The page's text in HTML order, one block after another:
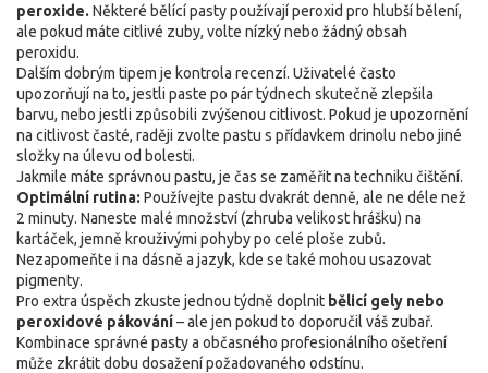
peroxide. Některé bělící pasty používají peroxid pro hlubší bělení,
ale pokud máte citlivé zuby, volte nízký nebo žádný obsah
peroxidu.
Dalším dobrým tipem je kontrola recenzí. Uživatelé často
upozorňují na to, jestli paste po pár týdnech skutečně zlepšila
barvu, nebo jestli způsobili zvýšenou citlivost. Pokud je upozornění
na citlivost časté, raději zvolte pastu s přídavkem drinolu nebo jiné
složky na úlevu od bolesti.
Jakmile máte správnou pastu, je čas se zaměřit na techniku čištění.
Optimální rutina: Používejte pastu dvakrát denně, ale ne déle než
2 minuty. Naneste malé množství (zhruba velikost hrášku) na
kartáček, jemně krouživými pohyby po celé ploše zubů.
Nezapomeňte i na dásně a jazyk, kde se také mohou usazovat
pigmenty.
Pro extra úspěch zkuste jednou týdně doplnit bělicí gely nebo
peroxidové pákování– ale jen pokud to doporučil váš zubař.
Kombinace správné pasty a občasného profesionálního ošetření
může zkrátit dobu dosažení požadovaného odstínu.